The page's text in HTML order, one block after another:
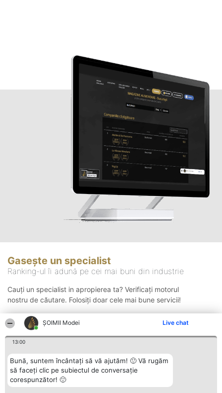
ȘOIMII Modei Live chat
13:00
Bună, suntem încântați să vă ajutăm! 🙂 Vă rugăm
să faceți clic pe subiectul de conversație
corespunzător! 🙂
Gasește un specialist
Ranking-ul îi adună pe cei mai buni din industrie
Cauți un specialist in apropierea ta? Verificați motorul
nostru de căutare. Folosiți doar cele mai bune servicii!